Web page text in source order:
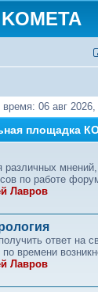
KOMETA
06 авг 2026,
площадка
мнений,
по работе
Лавров
ответ на
времени
Лавров